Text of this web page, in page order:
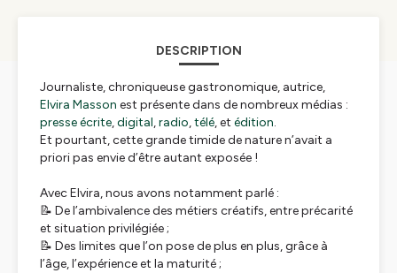
DESCRIPTION
Journaliste, chroniqueuse gastronomique, autrice,
Elvira Masson est présente dans de nombreux médias :
presse écrite,digital,radio,télé, et édition.
Et pourtant, cette grande timide de nature n’avait a
priori pas envie d’être autant exposée !
Avec Elvira, nous avons notamment parlé :
📝 De l’ambivalence des métiers créatifs, entre précarité
et situation privilégiée ;
📝 Des limites que l’on pose de plus en plus, grâce à
l’âge, l’expérience et la maturité ;